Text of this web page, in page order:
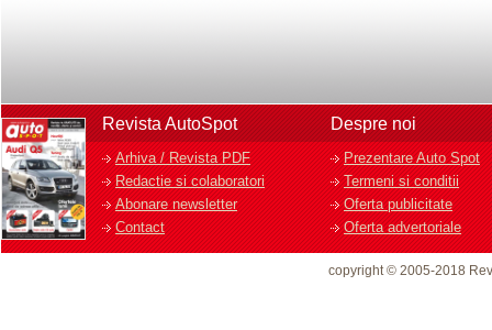
Revista AutoSpot
Arhiva / Revista PDF
Redactie si colaboratori
Abonare newsletter
Contact
Despre noi
Prezentare Auto Spot
Termeni si conditii
Oferta publicitate
Oferta advertoriale
copyright © 2005-2018